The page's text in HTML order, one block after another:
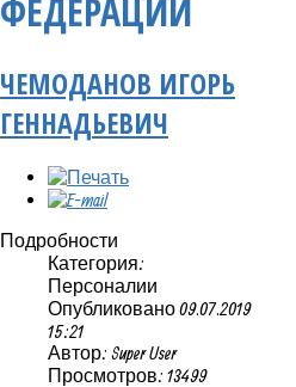
ФЕДЕРАЦИИ
ЧЕМОДАНОВ ИГОРЬ
ГЕННАДЬЕВИЧ
Подробности
Категория:
Персоналии
Опубликовано 09.07.2019
15:21
Автор: Super User
Просмотров: 13499